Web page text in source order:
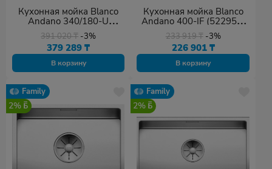
Кухонная мойка Blanco
Andano 340/180-U
(522977) серебристый
391 020₸ -3%
379 289₸
В корзину
Кухонная мойка Blanco
Andano 400-IF (522957)
серебристый
233 919₸ -3%
226 901 ₸
В корзину
Family
2%
Family
2%